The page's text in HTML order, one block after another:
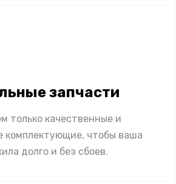
запчасти
только качественные и
комплектующие, чтобы ваша
долго и без сбоев.